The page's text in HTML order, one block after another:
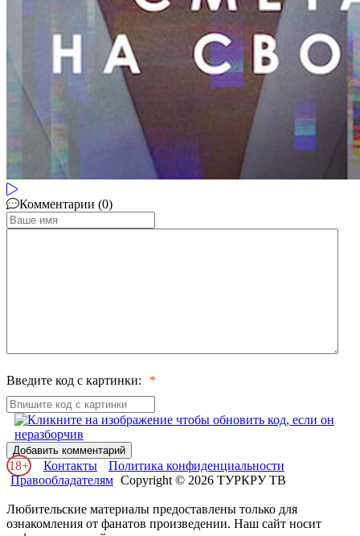
Комментарии (0)
Введите код с картинки:
Добавить комментарий
18+ Контакты
Политика конфиденциальности
Правообладателям Copyright © 2026 ТУРКРУ ТВ
Любительские материалы предоставлены только для
ознакомления от фанатов произведении. Наш сайт носит